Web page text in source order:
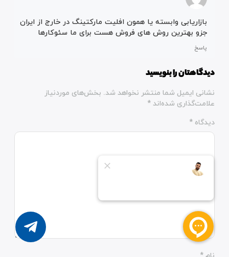
بازاریابی وابسته یا همون افلیت مارکتینگ در خارج از ایران
جزو بهترین روش های فروش هست برای ما سئوکارها
پاسخ
دیدگاهتان را بنویسید
نشانی ایمیل شما منتشر نخواهد شد. بخش‌های موردنیاز
علامت‌گذاری شده‌اند *
دیدگاه *